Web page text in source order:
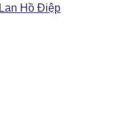
Lan Hồ Điệp